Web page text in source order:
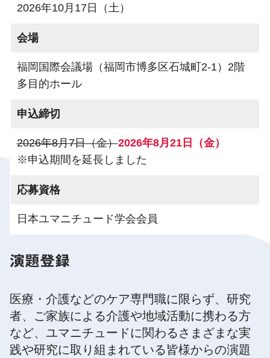
2026年10月17日（土）
会場
福岡国際会議場（福岡市博多区石城町2-1）2階
多目的ホール
申込締切
2026年8月7日（金）2026年8月21日（金）
※申込期間を延長しました
応募資格
日本ユマニチュード学会会員
演題登録
医療・介護などのケア専門職に限らず、研究
者、ご家族による介護や地域活動に携わる方
など、ユマニチュードに関わるさまざまな実
践や研究に取り組まれている皆様からの演題